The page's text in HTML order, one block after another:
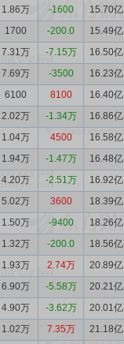
1.86万 -1600 15.70亿
1700 -200.0 15.49亿
7.31万 -7.15万 16.50亿
7.69万 -3500 16.23亿
6100 8100 16.40亿
2.02万 -1.34万 16.86亿
1.04万 4500 16.58亿
1.94万 -1.47万 16.48亿
4.20万 -2.51万 16.92亿
5.02万 3600 18.39亿
1.50万 -9400 18.26亿
1.32万 -200.0 18.56亿
1.93万 2.74万 20.89亿
6.90万 -5.58万 20.21亿
4.90万 -3.62万 20.01亿
1.02万 7.35万 21.18亿